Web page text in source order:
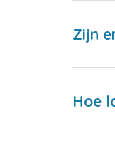
Zijn
Hoe